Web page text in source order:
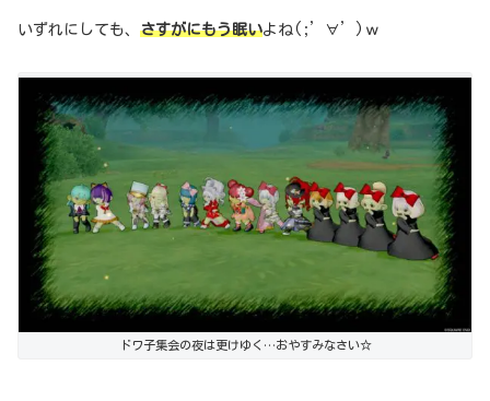
いずれにしても、 さすがにもう眠いよね(;’∀’)ｗ
ドワ子集会の夜は更けゆく…おやすみなさい☆